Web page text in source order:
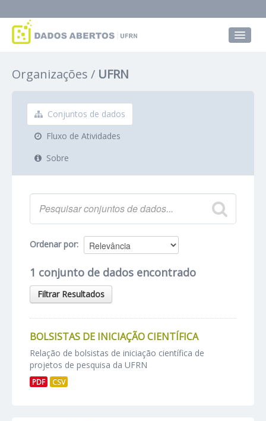
Grupos
Sobre
Organizações UFRN
Conjuntos de dados
Fluxo de Atividades
Sobre
Ordenar por
1 conjunto de dados encontrado
Filtrar Resultados
BOLSISTAS DE INICIAÇÃO CIENTÍFICA
Relação de bolsistas de iniciação científica de
projetos de pesquisa da UFRN
PDF CSV